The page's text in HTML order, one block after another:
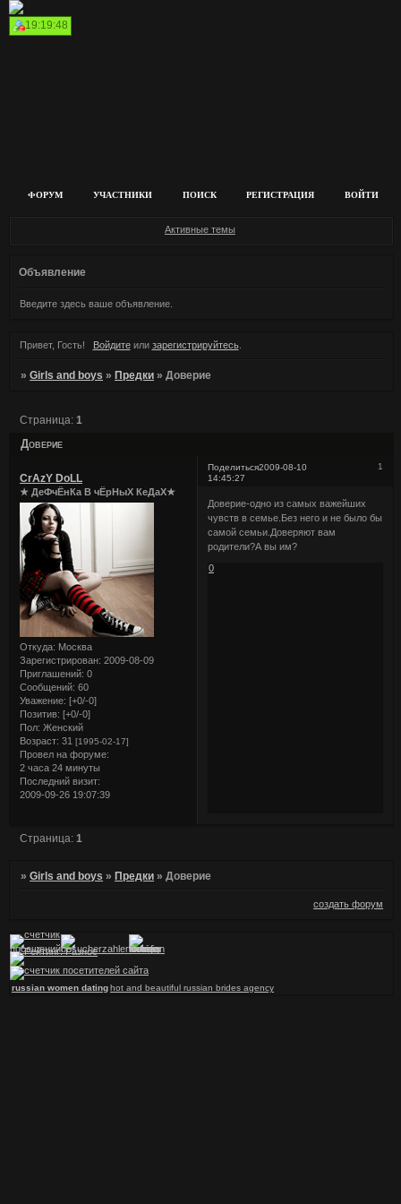
19:19:48
ФОРУМ УЧАСТНИКИ ПОИСК РЕГИСТРАЦИЯ ВОЙТИ
Активные темы
Объявление
Введите здесь ваше объявление.
Привет, Гость! Войдитеили зарегистрируйтесь.
»Girls and boys » Предки »Доверие
Доверие
Страница:1
Поделиться 1
2009-08-10
14:45:27
CrAzY DoLL
★ ДеФчЁнКа В чЁрНыХ КеДаХ★
Откуда: Москва
Зарегистрирован: 2009-08-09
Приглашений: 0
Сообщений: 60
Уважение: [+0/-0]
Позитив: [+0/-0]
Пол: Женский
Возраст: 31 [1995-02-17]
Провел на форуме:
2 часа 24 минуты
Последний визит:
2009-09-26 19:07:39
Доверие-одно из самых важейших
чувств в семье.Без него и не было бы
самой семьи.Доверяют вам
родители?А вы им?
0
Страница:1
»Girls and boys »Предки »Доверие
создать форум
russian women datinghot and beautiful russian brides agency